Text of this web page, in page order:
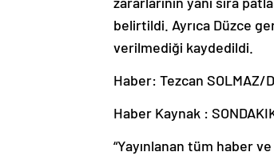
belirtildi. Ayrıca Düzce
verilmediği kaydedildi.
Haber: Tezcan SOLMAZ/
Haber Kaynak :
“Yayınlanan tüm haber